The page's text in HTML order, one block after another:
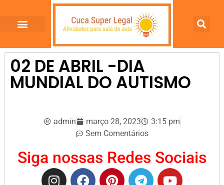
02 DE ABRIL -DIA
MUNDIAL DO AUTISMO
admin março 28, 2023
3:15 pm
Sem Comentários
Siga nossas Redes Sociais